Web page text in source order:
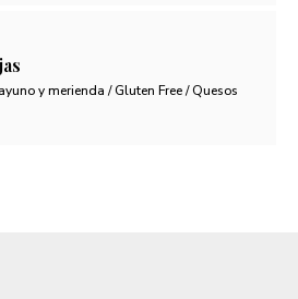
y merienda / Gluten Free / Quesos